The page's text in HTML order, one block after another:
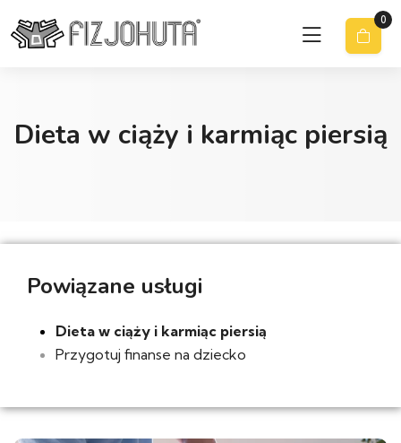
0
Dieta w ciąży i karmiąc piersią
Powiązane usługi
Dieta w ciąży i karmiąc piersią
Przygotuj finanse na dziecko